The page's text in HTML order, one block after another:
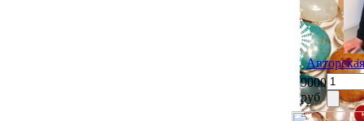
9000
руб